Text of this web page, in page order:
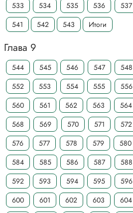
533
534 535 536 537
541
542 543 Итоги
Глава 9
544 545 546 547 548
552
553 554 555 556
560
561 562 563 564
568
569 570 571 572
576
577 578 579 580
584
585 586 587 588
592
593 594 595 596
600
601 602 603 604